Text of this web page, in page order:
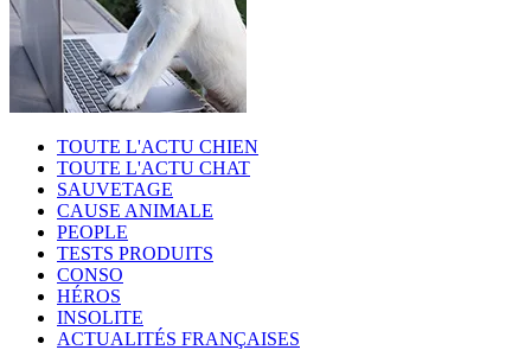
TOUTE L'ACTU CHIEN
TOUTE L'ACTU CHAT
SAUVETAGE
CAUSE ANIMALE
PEOPLE
TESTS PRODUITS
CONSO
HÉROS
INSOLITE
ACTUALITÉS FRANÇAISES